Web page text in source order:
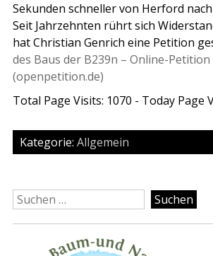
Sekunden schneller von Herford
Seit Jahrzehnten rührt sich
hat Christian Genrich eine Petition
des Baus der B239n – Online-Petition
(openpetition.de)
Total Page Visits: 1070 - Today Page
Kategorie: Allgemein
Suchen
nach: